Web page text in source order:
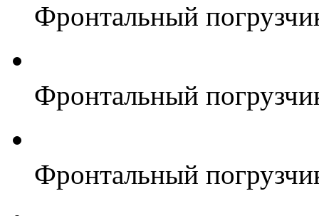
Фронтальный
Фронтальный
Фронтальный